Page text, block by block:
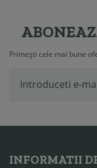
Primești cele mai bune
INFORMATII